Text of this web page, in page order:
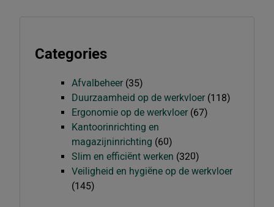
Categories
Afvalbeheer (35)
Duurzaamheid op de werkvloer (118)
Ergonomie op de werkvloer (67)
Kantoorinrichting en
magazijninrichting (60)
Slim en efficiënt werken (320)
Veiligheid en hygiëne op de werkvloer
(145)